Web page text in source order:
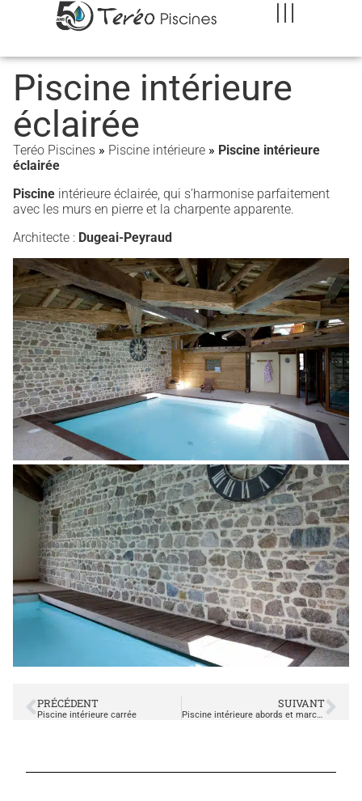
Piscine intérieure
éclairée
Teréo Piscines » Piscine intérieure » Piscine intérieure
éclairée
Piscine intérieure éclairée, qui s’harmonise parfaitement
avec les murs en pierre et la charpente apparente.
Architecte : Dugeai-Peyraud
PRÉCÉDENT
Piscine intérieure carrée
SUIVANT
Piscine intérieure abords et marche en bois